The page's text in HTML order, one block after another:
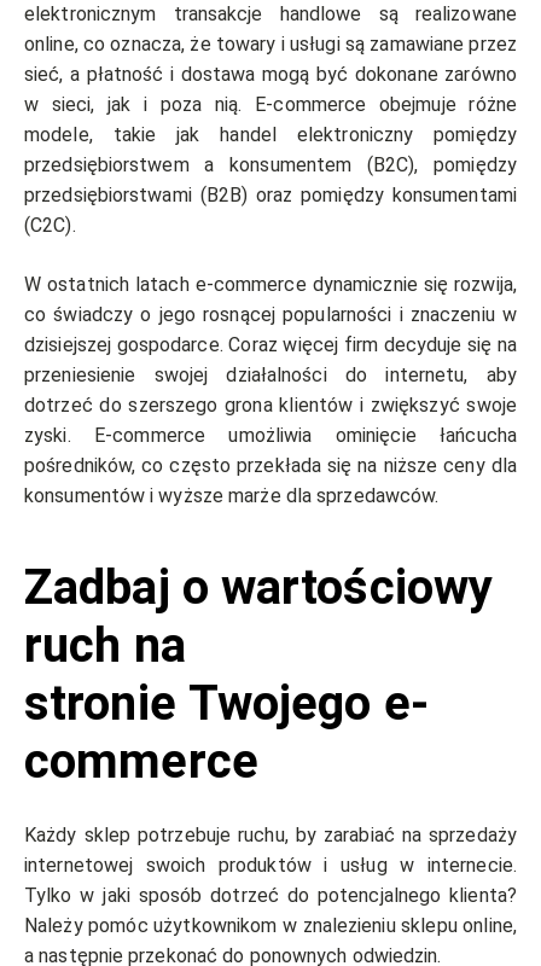
elektronicznym transakcje handlowe są realizowane
online, co oznacza, że towary i usługi są zamawiane przez
sieć, a płatność i dostawa mogą być dokonane zarówno
w sieci, jak i poza nią. E-commerce obejmuje różne
modele, takie jak handel elektroniczny pomiędzy
przedsiębiorstwem a konsumentem (B2C), pomiędzy
przedsiębiorstwami (B2B) oraz pomiędzy konsumentami
(C2C).
W ostatnich latach e-commerce dynamicznie się rozwija,
co świadczy o jego rosnącej popularności i znaczeniu w
dzisiejszej gospodarce. Coraz więcej firm decyduje się na
przeniesienie swojej działalności do internetu, aby
dotrzeć do szerszego grona klientów i zwiększyć swoje
zyski. E-commerce umożliwia ominięcie łańcucha
pośredników, co często przekłada się na niższe ceny dla
konsumentów i wyższe marże dla sprzedawców.
Zadbaj o wartościowy
ruch na
stronie Twojego e-
commerce
Każdy sklep potrzebuje ruchu, by zarabiać na sprzedaży
internetowej swoich produktów i usług w internecie.
Tylko w jaki sposób dotrzeć do potencjalnego klienta?
Należy pomóc użytkownikom w znalezieniu sklepu online,
a następnie przekonać do ponownych odwiedzin.